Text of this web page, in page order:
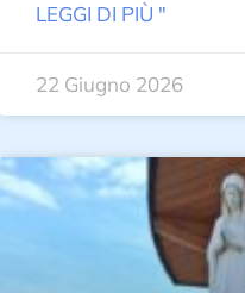
LEGGI DI PIÙ "
22 Giugno 2026